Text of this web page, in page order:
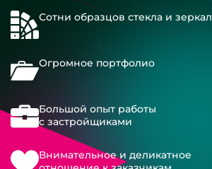
Сотни образцов стекла и зеркал
Огромное портфолио
Большой опыт работы
с застройщиками
Внимательное и деликатное